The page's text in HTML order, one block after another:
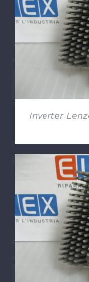
Inverter